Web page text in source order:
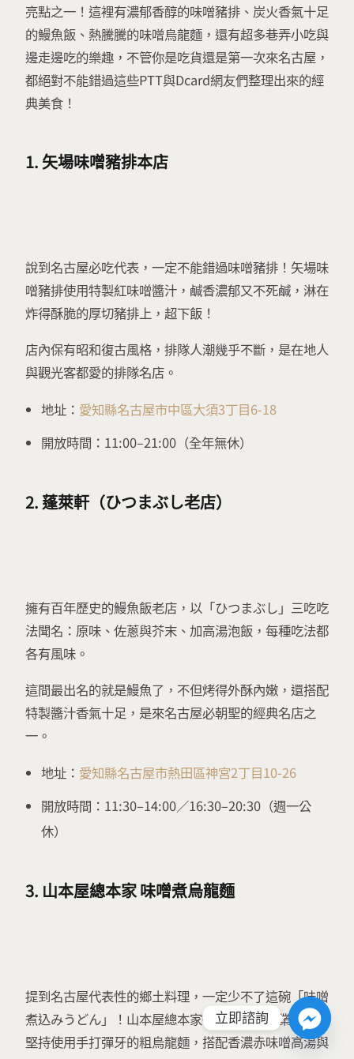
亮點之一！這裡有濃郁香醇的味噌豬排、炭火香氣十足
的鰻魚飯、熱騰騰的味噌烏龍麵，還有超多巷弄小吃與
邊走邊吃的樂趣，不管你是吃貨還是第一次來名古屋，
都絕對不能錯過這些PTT與Dcard網友們整理出來的經
典美食！
1. 矢場味噌豬排本店
說到名古屋必吃代表，一定不能錯過味噌豬排！矢場味
噌豬排使用特製紅味噌醬汁，鹹香濃郁又不死鹹，淋在
炸得酥脆的厚切豬排上，超下飯！
店內保有昭和復古風格，排隊人潮幾乎不斷，是在地人
與觀光客都愛的排隊名店。
地址： 愛知縣名古屋市中區大須3丁目6-18
開放時間：11:00–21:00（全年無休）
2. 蓬萊軒（ひつまぶし老店）
擁有百年歷史的鰻魚飯老店，以「ひつまぶし」三吃吃
法聞名：原味、佐蔥與芥末、加高湯泡飯，每種吃法都
各有風味。
這間最出名的就是鰻魚了，不但烤得外酥內嫩，還搭配
特製醬汁香氣十足，是來名古屋必朝聖的經典名店之
一。
地址： 愛知縣名古屋市熱田區神宮2丁目10-26
開放時間：11:30–14:00／16:30–20:30（週一公
休）
3. 山本屋總本家 味噌煮烏龍麵
提到名古屋代表性的鄉土料理，一定少不了這碗「味噌
煮込みうどん」！山本屋總本家從明治時代創業至今，
堅持使用手打彈牙的粗烏龍麵，搭配香濃赤味噌高湯與
立即諮詢